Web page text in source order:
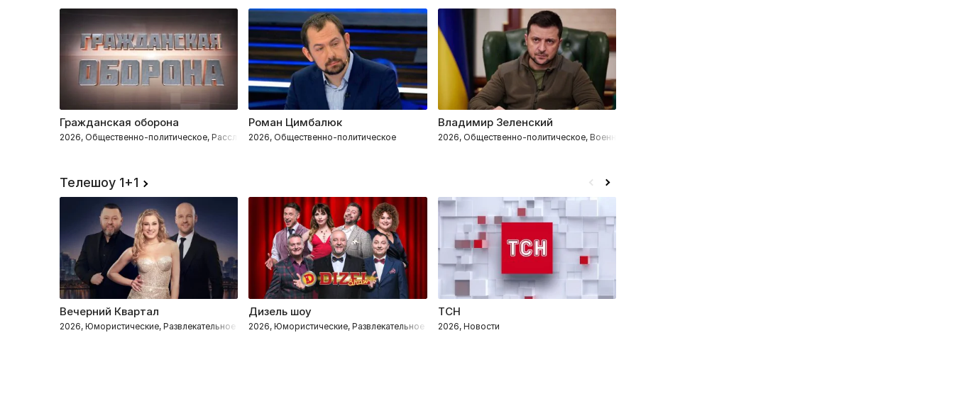
Гражданская оборона
2026, Общественно-политическое, Расследования
Роман Цимбалюк
2026, Общественно-политическое
Владимир Зеленский
2026, Общественно-политическое, Военное
Телешоу 1+1
Вечерний Квартал
2026, Юмористические, Развлекательное
Дизель шоу
2026, Юмористические, Развлекательное
ТСН
2026, Новости